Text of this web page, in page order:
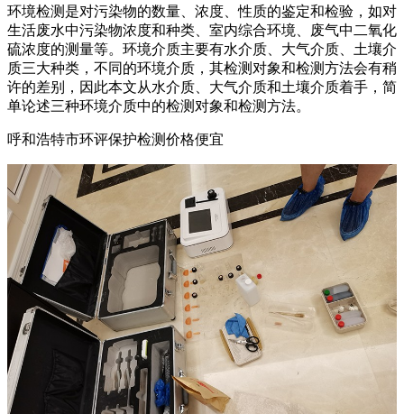
环境检测是对污染物的数量、浓度、性质的鉴定和检验，如对
生活废水中污染物浓度和种类、室内综合环境、废气中二氧化
硫浓度的测量等。环境介质主要有水介质、大气介质、土壤介
质三大种类，不同的环境介质，其检测对象和检测方法会有稍
许的差别，因此本文从水介质、大气介质和土壤介质着手，简
单论述三种环境介质中的检测对象和检测方法。
呼和浩特市环评保护检测价格便宜